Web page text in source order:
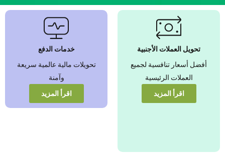
نضمن بأفضل
أسعار صرف
العملات الأجنبية
خلال أسعار تنافسية
يمكنك الوثوق بها
عرض المزيد
تحويل العملات الأجنبية
أفضل أسعار تنافسية لجميع
العملات الرئيسية
اقرأ المزيد
خدمات الدفع
تحويلات مالية عالمية سريعة
وآمنة
اقرأ المزيد